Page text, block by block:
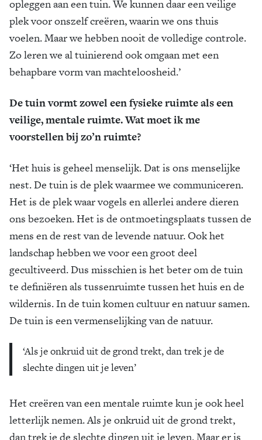
opleggen aan een tuin. We kunnen daar een veilige
plek voor onszelf creëren, waarin we ons thuis
voelen. Maar we hebben nooit de volledige controle.
Zo leren we al tuinierend ook omgaan met een
behapbare vorm van machteloosheid.’
De tuin vormt zowel een fysieke ruimte als een
veilige, mentale ruimte. Wat moet ik me
voorstellen bij zo’n ruimte?
‘Het huis is geheel menselijk. Dat is ons menselijke
nest. De tuin is de plek waarmee we communiceren.
Het is de plek waar vogels en allerlei andere dieren
ons bezoeken. Het is de ontmoetingsplaats tussen de
mens en de rest van de levende natuur. Ook het
landschap hebben we voor een groot deel
gecultiveerd. Dus misschien is het beter om de tuin
te definiëren als tussenruimte tussen het huis en de
wildernis. In de tuin komen cultuur en natuur samen.
De tuin is een vermenselijking van de natuur.
‘Als je onkruid uit de grond trekt, dan trek je de
slechte dingen uit je leven’
Het creëren van een mentale ruimte kun je ook heel
letterlijk nemen. Als je onkruid uit de grond trekt,
dan trek je de slechte dingen uit je leven. Maar er is